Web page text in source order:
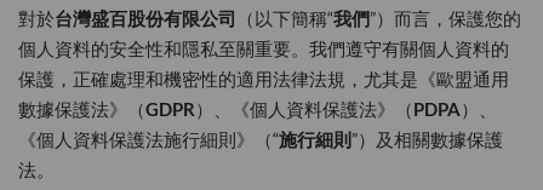
對於台灣盛百股份有限公司 （以下簡稱“我們”）而言，保護您的
個人資料的安全性和隱私至關重要。我們遵守有關個人資料的
保護，正確處理和機密性的適用法律法規，尤其是《歐盟通用
數據保護法》（GDPR）、《個人資料保護法》（PDPA）、
《個人資料保護法施行細則》（“施行細則”）及相關數據保護
法。